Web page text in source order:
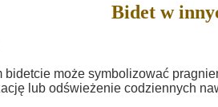
Bidet w
bidetcie może symbolizować
lub odświeżenie codziennych